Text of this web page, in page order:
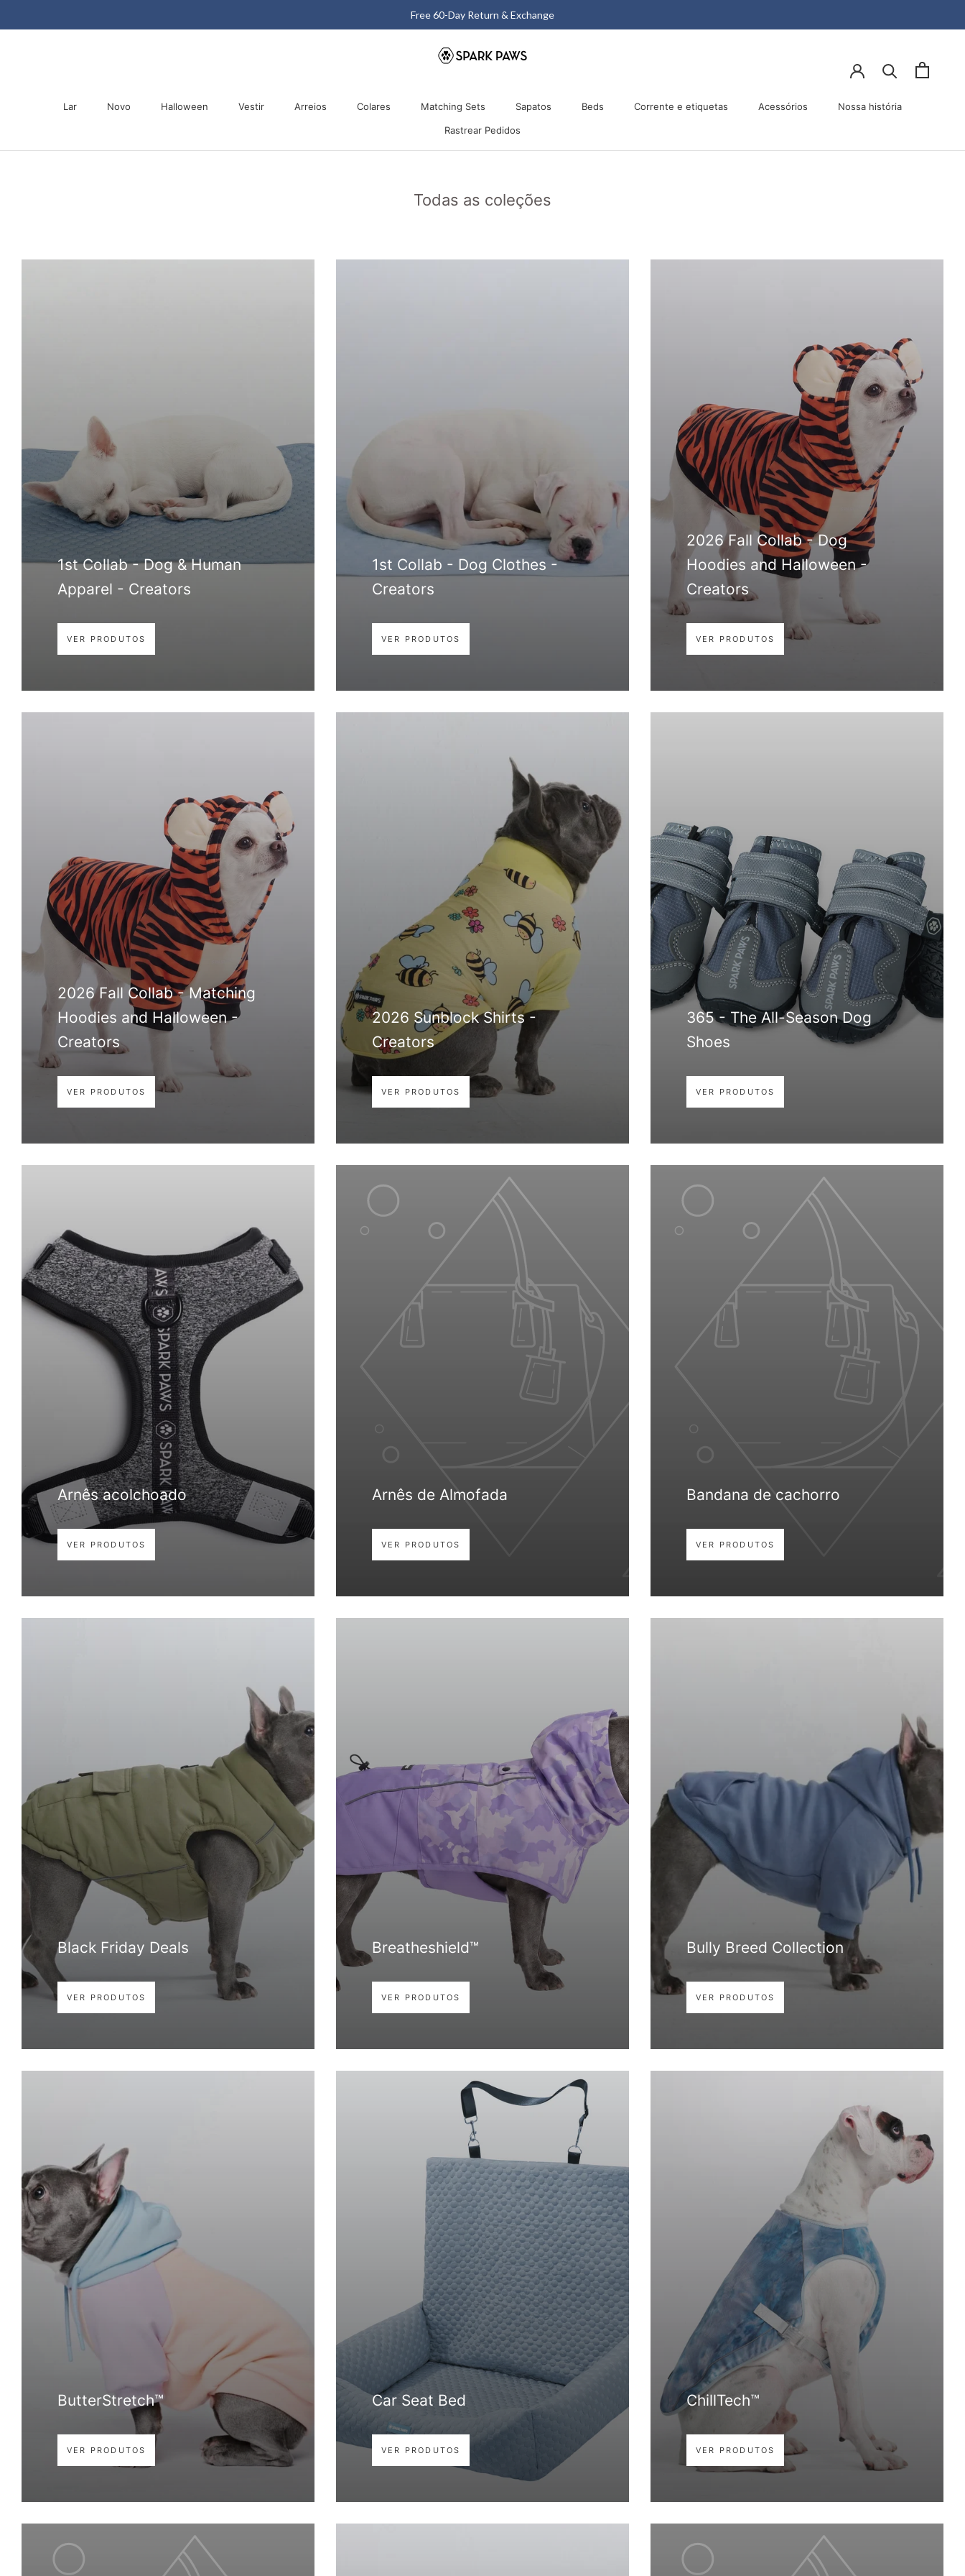
Matching Halloween Sale - Up to 40% OFF
Lar Novo Halloween Vestir Arreios Colares Matching Sets Sapatos Beds Corrente e etiquetas Acessórios Nossa história
Rastrear Pedidos
Todas as coleções
1st Collab - Dog & Human
Apparel - Creators
VER PRODUTOS
1st Collab - Dog Clothes -
Creators
VER PRODUTOS
2026 Fall Collab - Dog
Hoodies and Halloween -
Creators
VER PRODUTOS
2026 Fall Collab - Matching
Hoodies and Halloween -
Creators
VER PRODUTOS
2026 Sunblock Shirts -
Creators
VER PRODUTOS
365 - The All-Season Dog
Shoes
VER PRODUTOS
Arnês acolchoado
VER PRODUTOS
Arnês de Almofada
VER PRODUTOS
Bandana de cachorro
VER PRODUTOS
Black Friday Deals
VER PRODUTOS
Breatheshield™
VER PRODUTOS
Bully Breed Collection
VER PRODUTOS
ButterStretch™
VER PRODUTOS
Car Seat Bed
VER PRODUTOS
ChillTech™
VER PRODUTOS